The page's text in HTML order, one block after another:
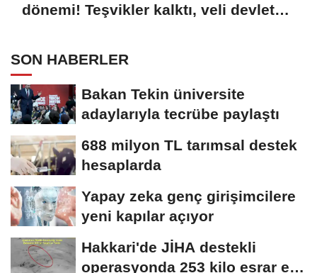
dönemi! Teşvikler kalktı, veli devlet
SON HABERLER
Bakan Tekin üniversite
adaylarıyla tecrübe paylaştı
688 milyon TL tarımsal destek
hesaplarda
Yapay zeka genç girişimcilere
yeni kapılar açıyor
Hakkari'de JİHA destekli
operasyonda 253 kilo esrar ele